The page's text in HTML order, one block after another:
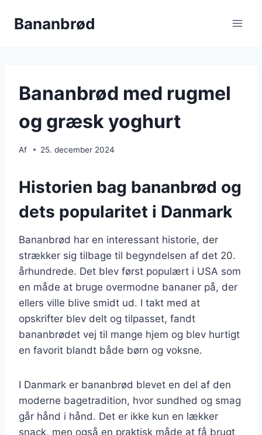
Bananbrød
Bananbrød med rugmel
og græsk yoghurt
Af 25. december 2024
Historien bag bananbrød og
dets popularitet i Danmark
Bananbrød har en interessant historie, der
strækker sig tilbage til begyndelsen af det 20.
århundrede. Det blev først populært i USA som
en måde at bruge overmodne bananer på, der
ellers ville blive smidt ud. I takt med at
opskrifter blev delt og tilpasset, fandt
bananbrødet vej til mange hjem og blev hurtigt
en favorit blandt både børn og voksne.
I Danmark er bananbrød blevet en del af den
moderne bagetradition, hvor sundhed og smag
går hånd i hånd. Det er ikke kun en lækker
snack, men også en praktisk måde at få brugt